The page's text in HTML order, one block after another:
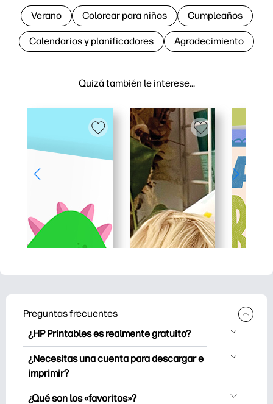
Quizá también le interese…
Verano Colorear para niños Cumpleaños
Calendarios y planificadores Agradecimiento
Preguntas frecuentes
¿HP Printables es realmente gratuito?
HP Printables ofrece más de 2500
imprimibles gratuitos para descargar e
imprimir. Explore páginas para colorear
populares, divertidas hojas de trabajo de
¿Necesitas una cuenta para descargar e
imprimir?
Puede explorar e imprimir sin crear una
¿Qué son los «favoritos»?